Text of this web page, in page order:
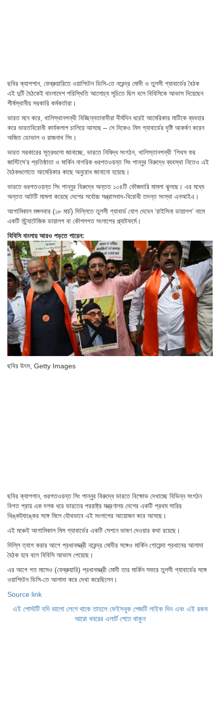
ছবির ক্যাপশান, ফেব্রুয়ারিতে ওয়াশিংটন ডিসি-তে নরেন্দ্র মোদী ও তুলসী গ্যাবার্ডের বৈঠক
এই দুটি বৈঠকেই বাংলাদেশ পরিস্থিতি আলোচ্য সূচিতে ছিল বলে বিবিসিকে আভাস দিয়েছেন
শীর্ষস্থানীয় সরকারি কর্মকর্তারা।
ভারত মনে করে, খালিস্থানপন্থী বিচ্ছিন্নতাবাদীরা দীর্ঘদিন ধরেই আমেরিকার মাটিকে ব্যবহার
করে ভারতবিরোধী কার্যকলাপ চালিয়ে আসছে – সে দিকেও মিস গ্যাবার্ডের দৃষ্টি আকর্ষণ করেন
অজিত ডোভাল ও রাজনাথ সিং।
ভারত সরকারের সূত্রগুলো জানাচ্ছে, ভারতে নিষিদ্ধ সংগঠন, খালিস্তানপন্থী ‘শিখস ফর
জাস্টিসে’র প্রতিষ্ঠাতা ও মার্কিন নাগরিক গুরপতওয়ন্ত সিং পান্নুর বিরুদ্ধে ব্যবস্থা নিতেও এই
বৈঠকগুলোতে আমেরিকার কাছে অনুরোধ জানানো হয়েছে।
ভারতে গুরপতওয়ন্ত সিং পান্নুর বিরুদ্ধে অন্তত ১০৪টি ফৌজদারি মামলা ঝুলছে। এর মধ্যে
অন্তত আটটি মামলা করেছে দেশের সর্বোচ্চ সন্ত্রাসবাদ-বিরোধী তদন্ত সংস্থা এনআইএ।
আগামিকাল মঙ্গলবার (১৮ মার্চ) দিল্লিতে তুলসী গ্যাবার্ড যোগ দেবেন ‘রাইসিনা ডায়ালগ’ নামে
একটি স্ট্র্যাটেজিক ডায়ালগ বা কৌশলগত সংলাপের প্ল্যাটফর্মে।
বিবিসি বাংলায় আরও পড়তে পারেন:
ছবির উৎস, Getty Images
ছবির ক্যাপশান, গুরপতওয়ন্ত সিং পান্নুর বিরুদ্ধে ভারতে বিক্ষোভ দেখাচ্ছে বিভিন্ন সংগঠন
বিগত প্রায় এক দশক ধরে ভারতের পররাষ্ট্র মন্ত্রণালয় দেশের একটি প্রথম সারির
থিঙ্কট্যাঙ্কের সঙ্গে মিলে যৌথভাবে এই সংলাপের আয়োজন করে আসছে।
এই মঞ্চেই আগামিকাল মিস গ্যাবার্ডের একটি সেশনে ভাষণ দেওয়ার কথা রয়েছে।
দিল্লি ত্যাগ করার আগে প্রধানমন্ত্রী নরেন্দ্র মোদীর সঙ্গেও মার্কিন গোয়েন্দা প্রধানের আলাদা
বৈঠক হবে বলে বিবিসি আভাস পেয়েছে।
এর আগে গত মাসেও (ফেব্রুয়ারি) প্রধানমন্ত্রী মোদী তার মার্কিন সফরে তুলসী গ্যাবার্ডের সঙ্গে
ওয়াশিংটন ডিসি-তে আলাদা করে দেখা করেছিলেন।
Source link
এই পোস্টটি যদি ভালো লেগে থাকে তাহলে ফেইসবুক পেজটি লাইক দিন এবং এই রকম
আরো খবরের এলার্ট পেতে থাকুন